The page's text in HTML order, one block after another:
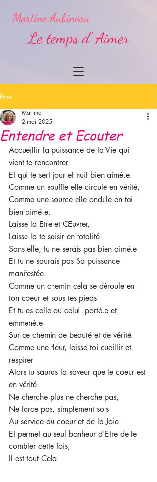
Martine Aubineau
Le temps d' Aimer
Post
Entendre et Ecouter
Martine
2 mai 2025
Accueillir la puissance de la Vie qui
vient te rencontrer
Et qui te sert jour et nuit bien aimé.e.
Comme un souffle elle circule en vérité,
Comme une source elle ondule en toi
bien aimé.e.
Laisse la Etre et Œuvrer,
Laisse la te saisir en totalité
Sans elle, tu ne serais pas bien aimé.e
Et tu ne saurais pas Sa puissance
manifestée.
Comme un chemin cela se déroule en
ton coeur et sous tes pieds
Et tu es celle ou celui  porté.e et
emmené.e
Sur ce chemin de beauté et de vérité.
Comme une fleur, laisse toi cueillir et
respirer
Alors tu sauras la saveur que le coeur est
en vérité.
Ne cherche plus ne cherche pas,
Ne force pas, simplement sois
Au service du coeur et de la Joie
Et permet au seul bonheur d'Etre de te
combler cette fois,
Il est tout Cela.